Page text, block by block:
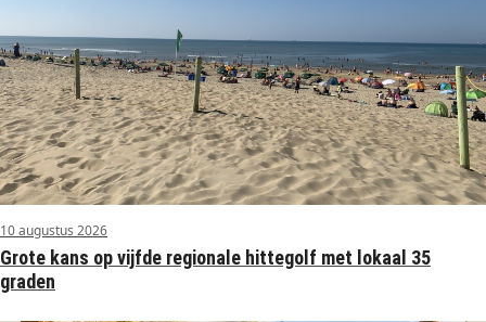
10 augustus 2026
Grote kans op vijfde regionale hittegolf met lokaal 35
graden